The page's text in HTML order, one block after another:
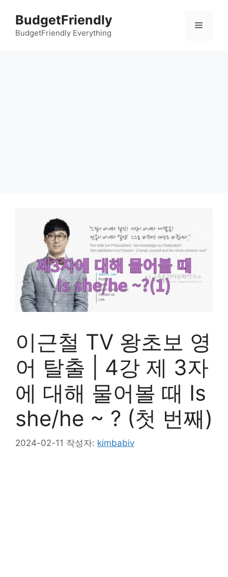
BudgetFriendly
BudgetFriendly Everything
메
이근철 TV 왕초보 영
어 탈출 | 4강 제 3자
에 대해 물어볼 때 Is
she/he ~ ? (첫 번째)
2024-02-11 작성자: kimbabiv